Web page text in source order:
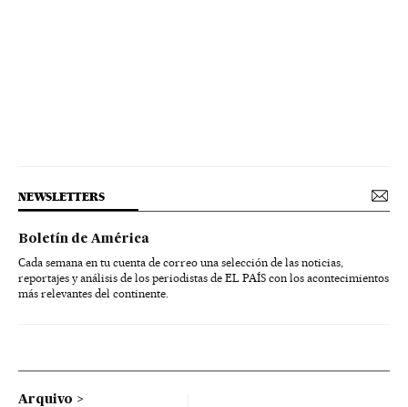
NEWSLETTERS
Boletín de América
Cada semana en tu cuenta de correo una selección de las noticias,
reportajes y análisis de los periodistas de EL PAÍS con los acontecimientos
más relevantes del continente.
Arquivo